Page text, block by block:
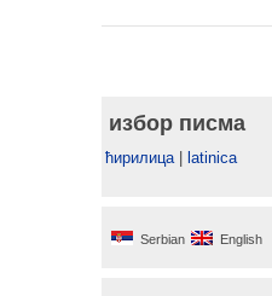
избор писма
ћирилица| latinica
Serbian English